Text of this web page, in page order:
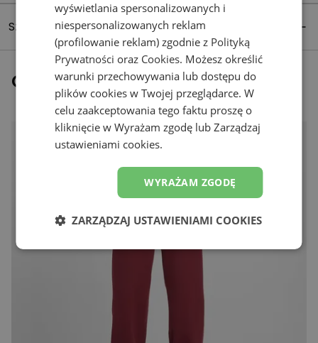
Szczegóły produktu
Ostatnio oglądane
wyświetlania spersonalizowanych i
niespersonalizowanych reklam
(profilowanie reklam) zgodnie z Polityką
Prywatności oraz Cookies. Możesz określić
warunki przechowywania lub dostępu do
plików cookies w Twojej przeglądarce. W
celu zaakceptowania tego faktu proszę o
kliknięcie w Wyrażam zgodę lub Zarządzaj
ustawieniami cookies.
WYRAŻAM ZGODĘ
ZARZĄDZAJ USTAWIENIAMI COOKIES